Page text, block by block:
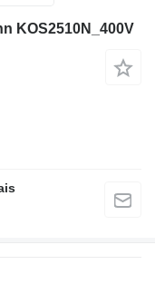
KOS2510N_400V